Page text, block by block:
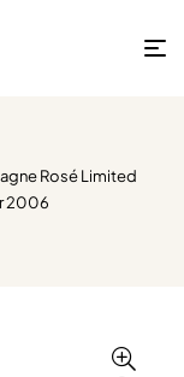
Rosé Limited
2006